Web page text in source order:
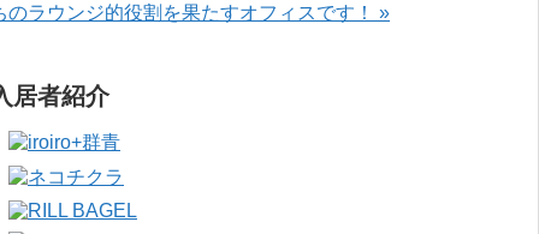
のラウンジ的役割を果たすオフィスです！ »
居者紹介